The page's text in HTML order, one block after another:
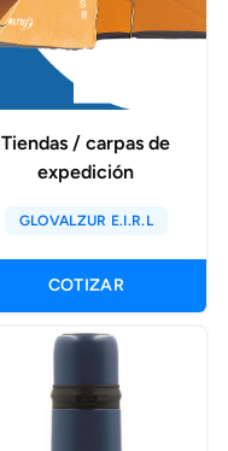
Tiendas / carpas de
expedición
GLOVALZUR E.I.R.L
COTIZAR